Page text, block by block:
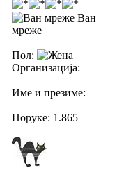
Ван
мреже
Пол:
Организација:
Име и презиме:
Поруке: 1.865